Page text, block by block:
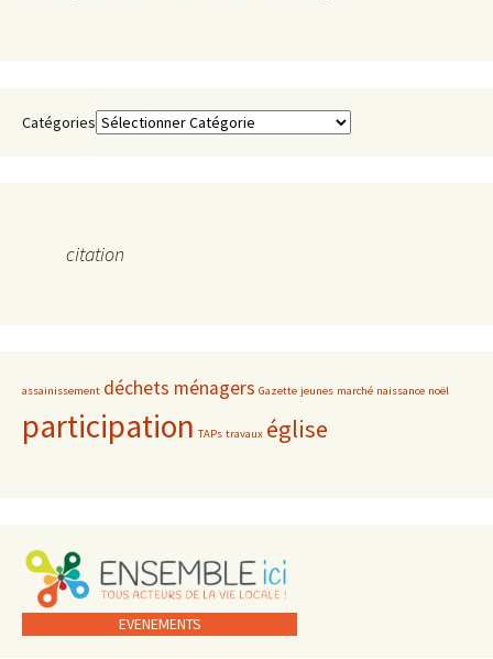
Catégories
citation
assainissement déchets ménagers Gazette jeunes marché naissance noël
participation TAPs travaux église
EVENEMENTS